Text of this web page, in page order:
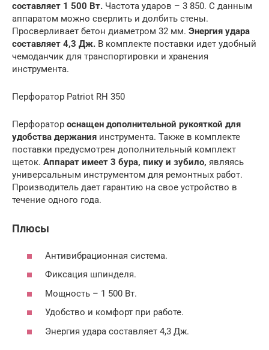
составляет 1 500 Вт. Частота ударов – 3 850. С данным
аппаратом можно сверлить и долбить стены.
Просверливает бетон диаметром 32 мм. Энергия удара
составляет 4,3 Дж. В комплекте поставки идет удобный
чемоданчик для транспортировки и хранения
инструмента.
Перфоратор Patriot RH 350
Перфоратор оснащен дополнительной рукояткой для
удобства держания инструмента. Также в комплекте
поставки предусмотрен дополнительный комплект
щеток. Аппарат имеет 3 бура, пику и зубило, являясь
универсальным инструментом для ремонтных работ.
Производитель дает гарантию на свое устройство в
течение одного года.
Плюсы
Антивибрационная система.
Фиксация шпинделя.
Мощность – 1 500 Вт.
Удобство и комфорт при работе.
Энергия удара составляет 4,3 Дж.